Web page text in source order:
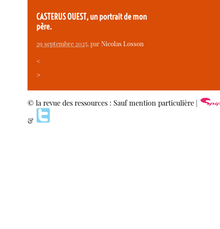
CASTERUS OUEST, un portrait de mon
père.
29 septembre 2025, parNicolas Losson
<
>
© la revue des ressources : Sauf mention particulière |
&